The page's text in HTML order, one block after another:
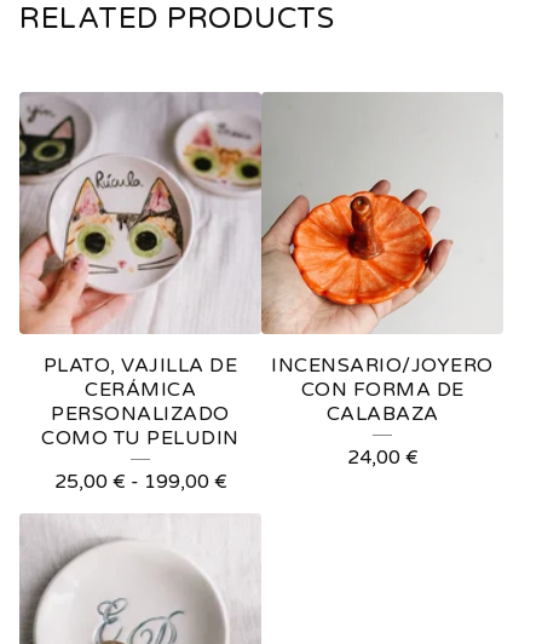
RELATED PRODUCTS
PLATO, VAJILLA DE
CERÁMICA
PERSONALIZADO
COMO TU PELUDIN
25,00 € - 199,00 €
INCENSARIO/JOYERO
CON FORMA DE
CALABAZA
24,00 €